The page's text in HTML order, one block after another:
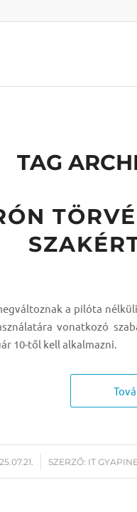
TAG
a pilóta
vonatkozó
10-től kell alkalmazni.
SZERZŐ: IT